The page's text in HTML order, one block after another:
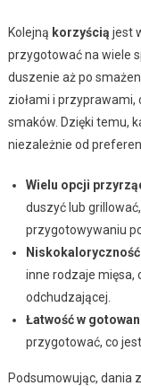
Kolejną korzyścią jest
przygotować na wiele
duszenie aż po
ziołami i
smaków. Dzięki temu,
niezależnie od
Wielu opcji
duszyć lub
przygotowywaniu
Niskokaloryczność
inne rodzaje mięsa,
odchudzającej.
Łatwość w
przygotować, co
Podsumowując, dania